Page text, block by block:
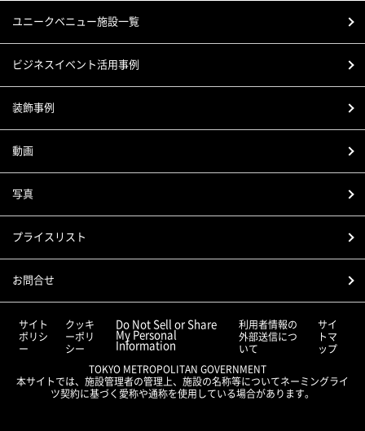
ユニークベニュー施設一覧
ビジネスイベント活用事例
装飾事例
動画
写真
プライスリスト
お問合せ
サイト
ポリシ
ー
クッキ
ーポリ
シー
Do Not Sell or Share
My Personal
Information
利用者情報の
外部送信につ
いて
サイ
トマ
ップ
TOKYO METROPOLITAN GOVERNMENT
本サイトでは、施設管理者の管理上、施設の名称等についてネーミングライ
ツ契約に基づく愛称や通称を使用している場合があります。